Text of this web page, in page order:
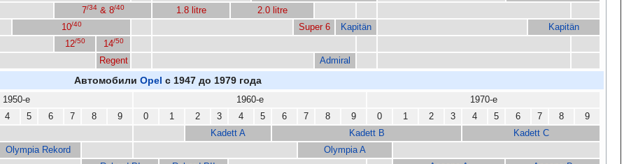
7/34& 8/40 1.8 litre
2.0 litre
10/40 Super 6 Kapitän Kapitän
12/50 14/50
Regent Admiral
Автомобили Opel с 1947 до 1979 года
1950-е 1960-е
1970-е
4 5 6 7 8 9 0 1 2 3 4 5 6 7 8 9 0 1 2 3 4 5 6 7 8 9
Kadett A Kadett B
Kadett C
Olympia Rekord
Olympia A